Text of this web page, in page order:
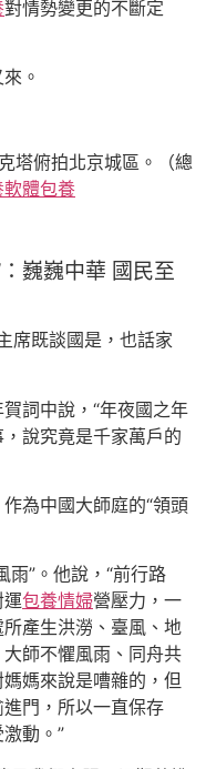
對情勢變更的不斷定
。
塔俯拍北京城區。（總
體包養
：巍巍中華 國民至
席既談國是，也話家
詞中說，“年夜國之年
說究竟是千家萬戶的
為中國大師庭的“領頭
雨”。他說，“前行路
包養情婦營壓力，一
產生洪澇、臺風、地
師不懼風雨、同舟共
媽來說是嘈雜的，但
門，所以一直保存
動。”